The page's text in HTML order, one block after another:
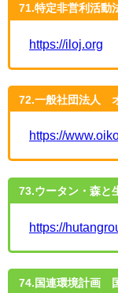
71.特定非営利活
https://iloj.org
72.一般社団法人
https://
73.ウータン・森と
https://
74.国連環境計画